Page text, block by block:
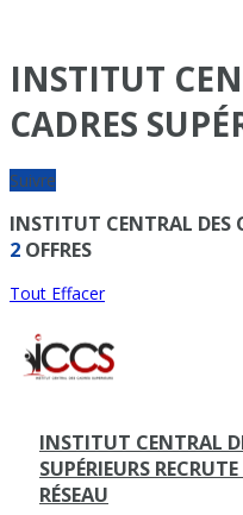
INSTITUT
CADRES
Suivre
INSTITUT CENTRAL DES
2 OFFRES
Tout Effacer
INSTITUT CENTRAL
SUPÉRIEURS
RÉSEAU